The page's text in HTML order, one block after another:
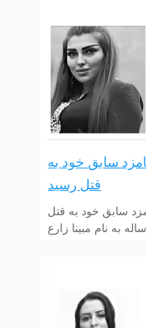
دست نامزد سابق خود به
قتل رسید
نامزد سابق خود به قتل